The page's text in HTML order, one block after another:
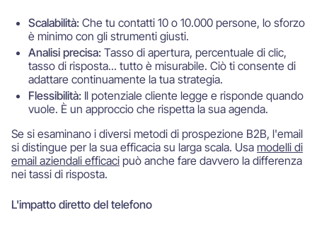
Scalabilità: Che tu contatti 10 o 10.000 persone, lo sforzo
è minimo con gli strumenti giusti.
Analisi precisa: Tasso di apertura, percentuale di clic,
tasso di risposta... tutto è misurabile. Ciò ti consente di
adattare continuamente la tua strategia.
Flessibilità: Il potenziale cliente legge e risponde quando
vuole. È un approccio che rispetta la sua agenda.
Se si esaminano i diversi metodi di prospezione B2B, l'email
si distingue per la sua efficacia su larga scala. Usa modelli di
email aziendali efficaci può anche fare davvero la differenza
nei tassi di risposta.
L'impatto diretto del telefono